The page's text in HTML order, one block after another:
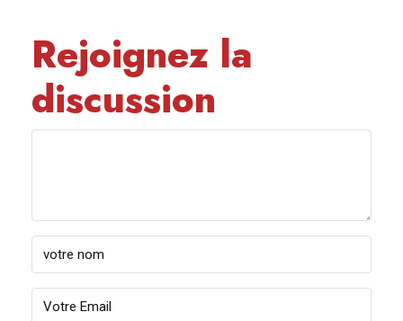
Rejoignez la
discussion